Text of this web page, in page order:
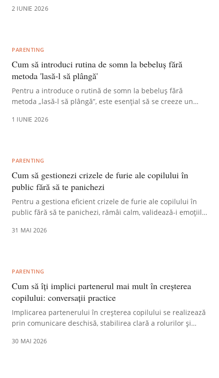
ascultare activă, stabilirea de limite clare și modelarea
2 IUNIE 2026
PARENTING
Cum să introduci rutina de somn la bebeluș fără
metoda 'lasă-l să plângă'
Pentru a introduce o rutină de somn la bebeluș fără
metoda „lasă-l să plângă”, este esențial să se creeze un
muzică liniștitoare. Așezați bebelușul în pătuț somnoros,
1 IUNIE 2026
PARENTING
Cum să gestionezi crizele de furie ale copilului în
public fără să te panichezi
Pentru a gestiona eficient crizele de furie ale copilului în
public fără să te panichezi, rămâi calm, validează-i emoțiile
clare.
31 MAI 2026
PARENTING
Cum să îți implici partenerul mai mult în creșterea
copilului: conversații practice
Implicarea partenerului în creșterea copilului se realizează
prin comunicare deschisă, stabilirea clară a rolurilor și
celui mic și bunăstarea familială. Tatăl are un rol unic și
30 MAI 2026